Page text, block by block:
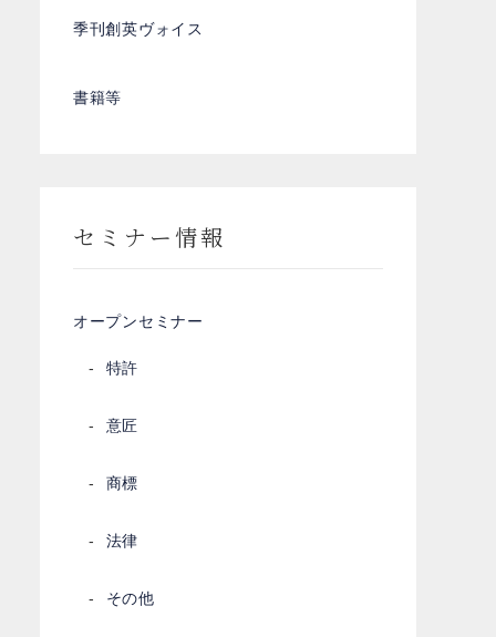
季刊創英ヴォイス
書籍等
セミナー情報
オープンセミナー
特許
意匠
商標
法律
その他